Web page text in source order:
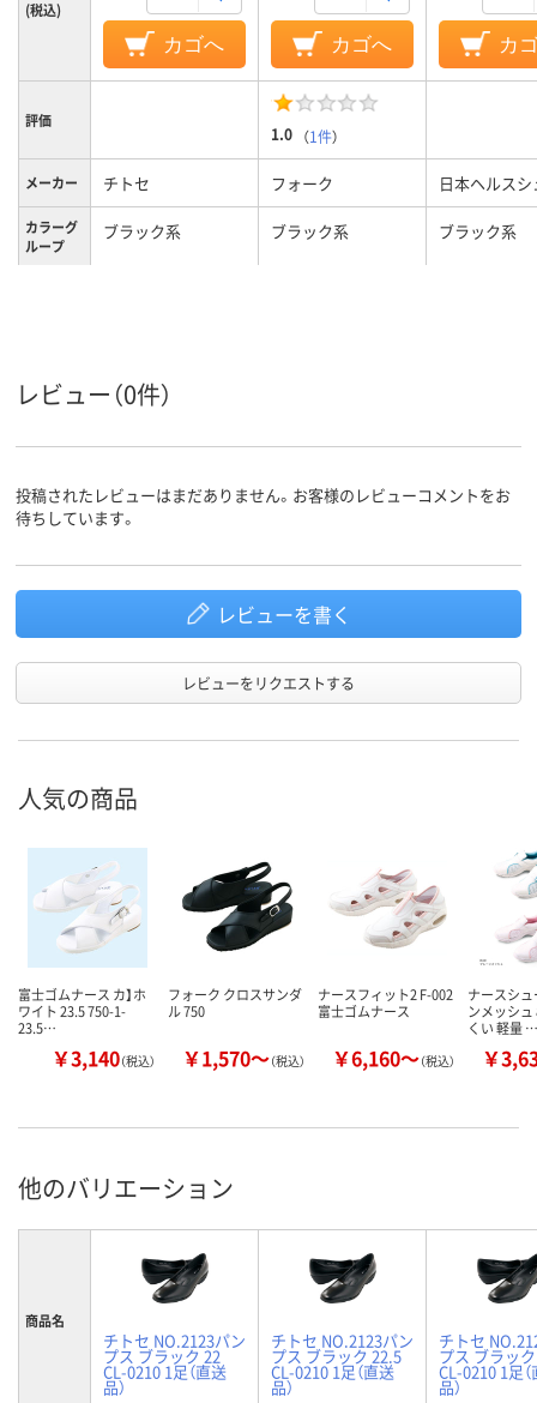
(税込)
カゴへ カゴへ カ
評価
1.0 （1件）
メーカー チトセ フォーク 日本ヘルス
カラーグ
ループ
ブラック系 ブラック系 ブラック系
レビュー（0件）
投稿されたレビューはまだありません。お客様のレビューコメントをお
待ちしています。
レビューを書く
レビューをリクエストする
人気の商品
富士ゴムナース カ】ホ
ワイト 23.5 750-1-
23.5…
￥3,140（税込）
フォーク クロスサンダ
ル 750
￥1,570～（税込）
ナースフィット2 F-002
富士ゴムナース
￥6,160～（税込）
ナースシ
ンメッシ
くい 軽量 …
￥
他のバリエーション
商品名
チトセ NO.2123パン
プス ブラック 22
CL-0210 1足（直送
品）
チトセ NO.2123パン
プス ブラック 22.5
CL-0210 1足（直送
品）
チトセ
プス ブラッ
CL-0210 1足
品）